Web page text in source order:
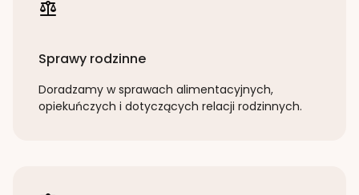
Sprawy rodzinne
Doradzamy w sprawach alimentacyjnych,
opiekuńczych i dotyczących relacji rodzinnych.